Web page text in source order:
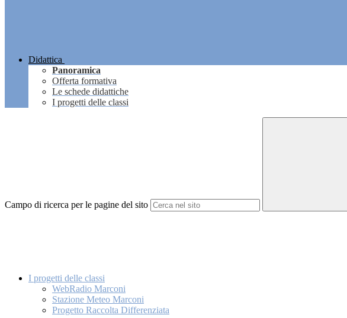
Didattica
Panoramica
Offerta formativa
Le schede didattiche
I progetti delle classi
Campo di ricerca per le pagine del sito
I progetti delle classi
WebRadio Marconi
Stazione Meteo Marconi
Progetto Raccolta Differenziata